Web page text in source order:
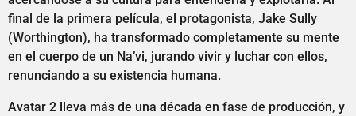
final de la primera película, el protagonista, Jake Sully
(Worthington), ha transformado completamente su mente
en el cuerpo de un Na’vi, jurando vivir y luchar con ellos,
renunciando a su existencia humana.
Avatar 2 lleva más de una década en fase de producción, y